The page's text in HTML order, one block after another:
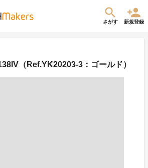
さがす 新規登録
（Ref.YK20203-3：ゴールド）